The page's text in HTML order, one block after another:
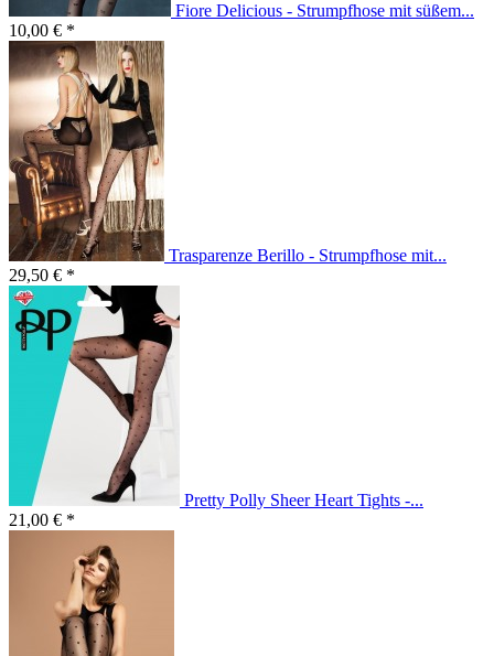
Fiore Delicious - Strumpfhose mit süßem...
10,00 € *
Trasparenze Berillo - Strumpfhose mit...
29,50 € *
Pretty Polly Sheer Heart Tights -...
21,00 € *